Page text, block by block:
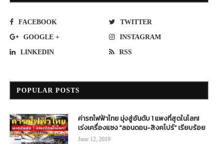
FACEBOOK TWITTER
GOOGLE + INSTAGRAM
LINKEDIN RSS
POPULAR POSTS
ค่ารถไฟฟ้าไทย มุ่งสู่อันดับ 1 แพงที่สุดในโลก!
เร่งเครื่องแซง “ลอนดอน-สิงคโปร์” เรียบร้อย
June 12, 2019